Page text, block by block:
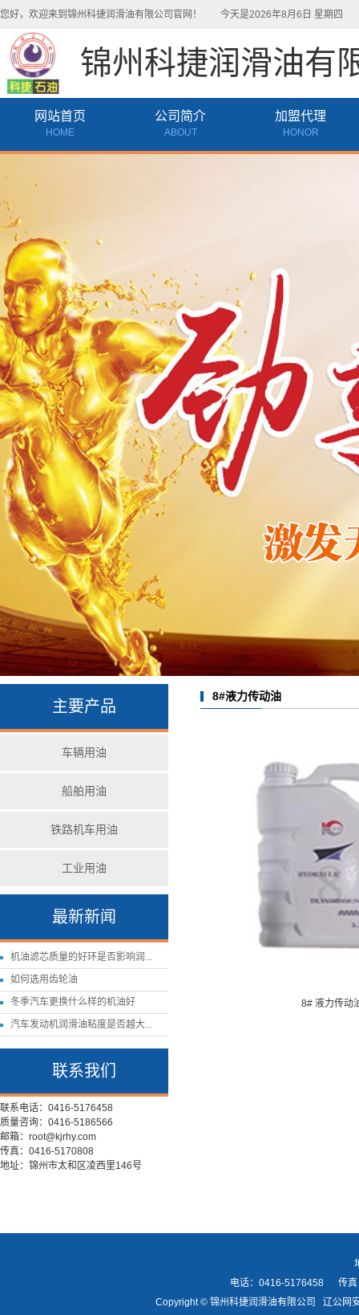
您好，欢迎来到锦州科捷润滑油有限公司官网！ 今天是2026年8月6日 星期四
锦州科捷润滑油有
网站首页
HOME
公司简介
ABOUT
加盟代理
HONOR
主要产品
车辆用油
船舶用油
铁路机车用油
工业用油
最新新闻
机油滤芯质量的好环是否影响润...
如何选用齿轮油
冬季汽车更换什么样的机油好
汽车发动机润滑油粘度是否越大...
联系我们
联系电话：0416-5176458
质量咨询：0416-5186566
邮箱：root@kjrhy.com
传真：0416-5170808
地址：锦州市太和区凌西里146号
8#液力传动油
8# 液力传动
电话：0416-5176458 传
Copyright © 锦州科捷润滑油有限公司 辽公网